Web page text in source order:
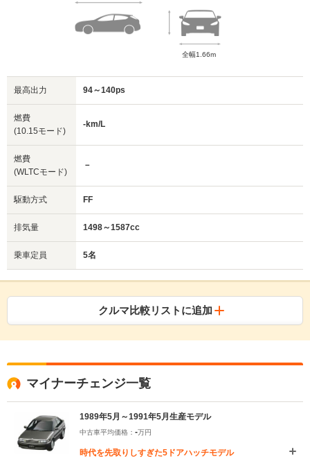
全幅1.66m
最高出力 94～140ps
燃費
(10.15モード)
-km/L
燃費
(WLTCモード)
－
駆動方式 FF
排気量 1498～1587cc
乗車定員 5名
クルマ比較リストに追加
マイナーチェンジ一覧
1989年5月～1991年5月生産モデル
中古車平均価格： -万円
時代を先取りしすぎた5ドアハッチモデル